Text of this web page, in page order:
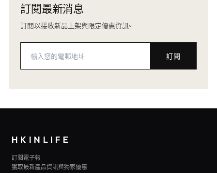
訂閱最新消息
訂閱以接收新品上架與限定優惠資訊。
訂閱
HKINLIFE
訂閱電子報
獲取最新產品資訊與獨家優惠